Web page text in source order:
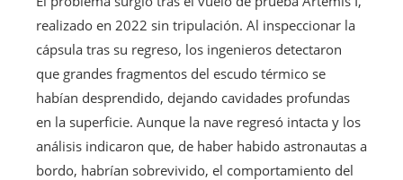
realizado en 2022 sin tripulación. Al inspeccionar la
cápsula tras su regreso, los ingenieros detectaron
que grandes fragmentos del escudo térmico se
habían desprendido, dejando cavidades profundas
en la superficie. Aunque la nave regresó intacta y los
análisis indicaron que, de haber habido astronautas a
bordo, habrían sobrevivido, el comportamiento del